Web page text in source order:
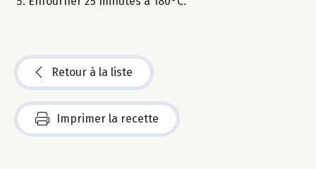
Retour à la liste
Imprimer la recette